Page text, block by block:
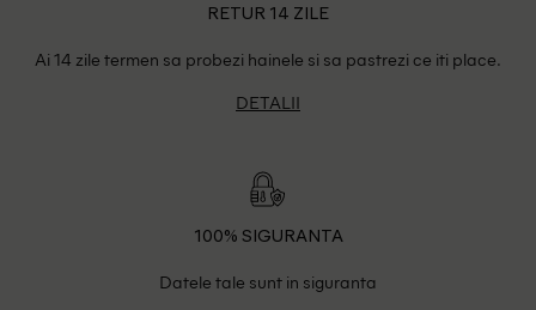
RETUR 14 ZILE
Ai 14 zile termen sa probezi hainele si sa pastrezi ce iti place.
DETALII
100% SIGURANTA
Datele tale sunt in siguranta